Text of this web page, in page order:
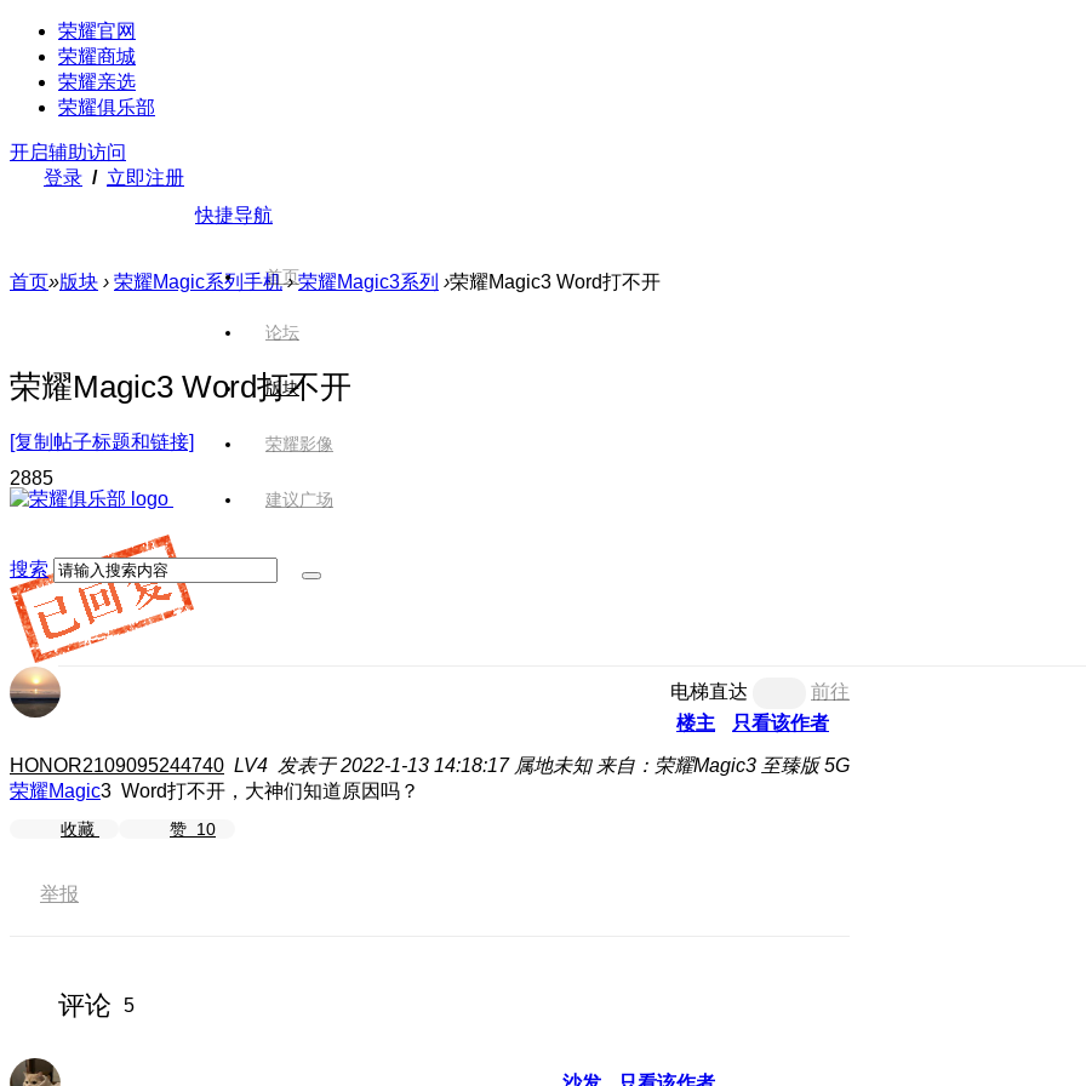
荣耀官网
荣耀商城
荣耀亲选
荣耀俱乐部
开启辅助访问
登录 / 立即注册
快捷导航
首页
论坛
版块
荣耀影像
建议广场
搜索
首页»版块 › 荣耀Magic系列手机 › 荣耀Magic3系列 ›荣耀Magic3 Word打不开
荣耀Magic3 Word打不开
[复制帖子标题和链接]
2885
电梯直达
前往
楼主
只看该作者
HONOR2109095244740 LV4 发表于 2022-1-13 14:18:17 属地未知 来自：荣耀Magic3 至臻版 5G
荣耀Magic3 Word打不开，大神们知道原因吗？
收藏 赞 10
举报
评论 5